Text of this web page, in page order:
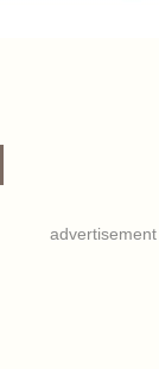
advertisement